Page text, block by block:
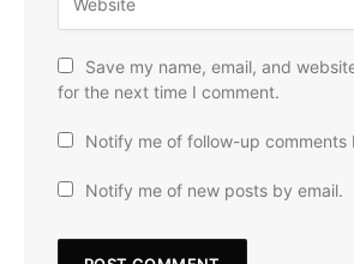
Save my name, email, and
for the next time I comment.
Notify me of follow-up comments
Notify me of new posts by email.